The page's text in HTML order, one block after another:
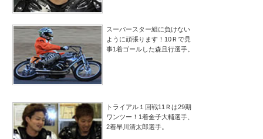
スーパースター組に負けない
ように頑張ります！10Ｒで見
事1着ゴールした森且行選手。
トライアル１回戦11Ｒは29期
ワンツー！1着金子大輔選手、
2着早川清太郎選手。